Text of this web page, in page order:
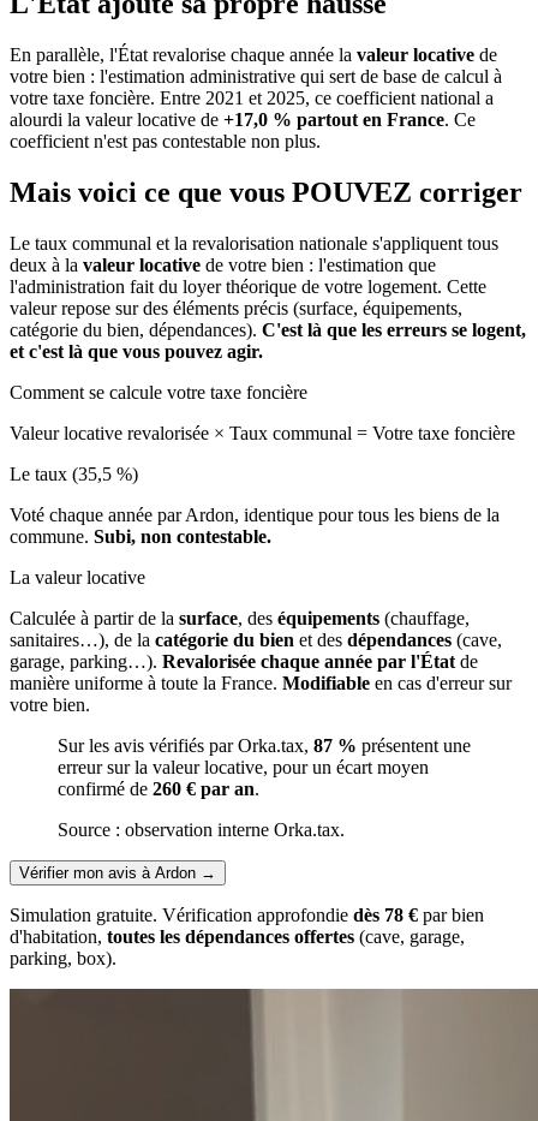
En parallèle, l'État revalorise chaque année la valeur locative de
votre bien : l'estimation administrative qui sert de base de calcul à
votre taxe foncière. Entre 2021 et 2025, ce coefficient national a
alourdi la valeur locative de +17,0 % partout en France. Ce
coefficient n'est pas contestable non plus.
Mais voici ce que vous POUVEZ corriger
Le taux communal et la revalorisation nationale s'appliquent tous
deux à la valeur locative de votre bien : l'estimation que
l'administration fait du loyer théorique de votre logement. Cette
valeur repose sur des éléments précis (surface, équipements,
catégorie du bien, dépendances). C'est là que les erreurs se logent,
et c'est là que vous pouvez agir.
Comment se calcule votre taxe foncière
Valeur locative revalorisée × Taux communal = Votre taxe foncière
Le taux (35,5 %)
Voté chaque année par Ardon, identique pour tous les biens de la
commune. Subi, non contestable.
La valeur locative
Calculée à partir de la surface, des équipements (chauffage,
sanitaires…), de la catégorie du bien et des dépendances (cave,
garage, parking…). Revalorisée chaque année par l'État de
manière uniforme à toute la France. Modifiable en cas d'erreur sur
votre bien.
Sur les avis vérifiés par Orka.tax, 87 % présentent une
erreur sur la valeur locative, pour un écart moyen
confirmé de 260 € par an.
Source : observation interne Orka.tax.
Vérifier mon avis à Ardon →
Simulation gratuite. Vérification approfondie dès 78 € par bien
d'habitation, toutes les dépendances offertes (cave, garage,
parking, box).